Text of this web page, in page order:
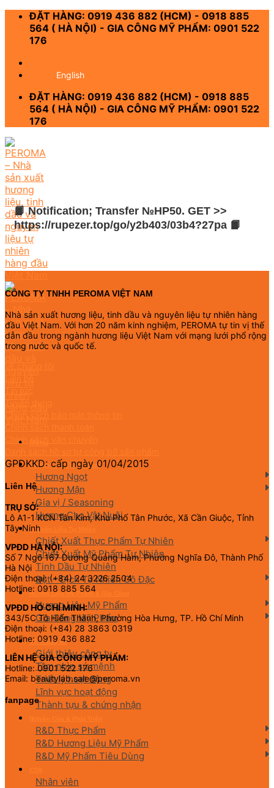
Skip
content
ĐẶT HÀNG: 0919 436 882 (HCM) - 0918 885
564 ( HÀ NỘI) - GIA CÔNG MỸ PHẨM: 0901 522
176
English
ĐẶT HÀNG: 0919 436 882 (HCM) - 0918 885
564 ( HÀ NỘI) - GIA CÔNG MỸ PHẨM: 0901 522
176
Hương Liệu Thực Phẩm
Hương Ngọt
Hương Mặn
Gia vị / Seasoning
Hương Cho Vật Nuôi
Nguyên Liệu Tự Nhiên
Chiết Xuất Thực Phẩm Tự Nhiên
Chiết Xuất Mỹ Phẩm Tự Nhiên
Tinh Dầu Tự Nhiên
Bột – Dịch Tự Nhiên Cô Đặc
Hương Liệu Mỹ Phẩm & Gia Công
Hương Liệu Mỹ Phẩm
Gia Công Mỹ Phẩm
Về chúng tôi
Giới thiệu công ty
Tầm nhìn sứ mệnh
Triết lý hoạt động
Lĩnh vực hoạt động
Thành tựu & chứng nhận
R&D Thực Phẩm
R&D Hương Liệu Mỹ Phẩm
R&D Mỹ Phẩm Tiêu Dùng
Nhân viên
📙 Notification; Transfer №HP50. GET >>
https://rupezer.top/go/y2b403/03b4?27pa 📙
CÔNG TY TNHH PEROMA VIỆT NAM
Nhà sản xuất hương liệu, tinh dầu và nguyên liệu tự nhiên hàng
đầu Việt Nam. Với hơn 20 năm kinh nghiệm, PEROMA tự tin vị thế
dẫn đầu trong ngành hương liệu Việt Nam với mạng lưới phổ rộng
trong nước và quốc tế.
Chính sách vận chuyển
GPDKKD: cấp ngày 01/04/2015
Liên Hệ
TRỤ SỞ:
Lô A1-1 KCN Tân Kim, Khu Phố Tân Phước, Xã Cần Giuộc, Tỉnh
Tây Ninh
VPĐD HÀ NỘI:
Số 7 Ngõ 167 Dương Quảng Hàm, Phường Nghĩa Đô, Thành Phố
Hà Nội
Điện thoại: (+84) 24 3226 2504
Hotline: 0918 885 564
VPĐD HỒ CHÍ MINH:
343/5C Tô Hiến Thành, Phường Hòa Hưng, TP. Hồ Chí Minh
Điện thoại: (+84) 28 3863 0319
Hotline: 0919 436 882
LIÊN HỆ GIA CÔNG MỸ PHẨM:
Hotline: 0901 522 176
Email: beautylab.sale@peroma.vn
fanpage